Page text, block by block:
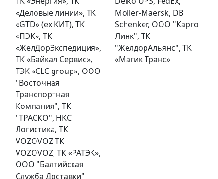
«Деловые линии», ТК
«GTD» (ex КИТ), ТК
«ПЭК», ТК
«ЖелДорЭкспедиция»,
ТК «Байкал Сервис»,
ТЭК «CLC group», OOO
"Восточная
Транспортная
Компания", ТК
"ТРАСКО", НКС
Логистика, ТК
VOZOVOZ ТК
VOZOVOZ, ТК «РАТЭК»,
ООО "Балтийская
Служба Доставки"
Moller-Maersk, DB
Schenker, ООО "Карго
Линк", ТК
"ЖелдорАльянс", ТК
«Магик Транс»